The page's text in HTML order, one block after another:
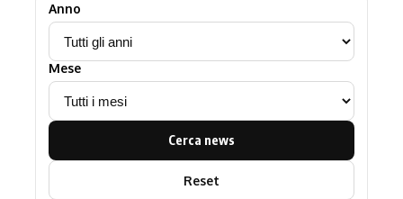
Anno
Mese
Cerca news
Reset